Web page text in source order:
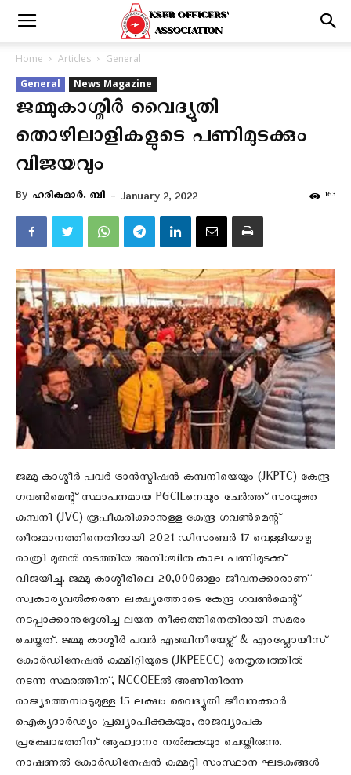
Home Articles
General
General
News Magazine
ജമ്മുകാശ്മീർ വൈദ്യുതി
തൊഴിലാളികളുടെ പണിമുടക്കും
വിജയവും
By ഹരികുമാർ. ബി - January 2, 2022 163
ജമ്മു കാശ്മീർ പവർ ട്രാൻസ്മിഷൻ കമ്പനിയെയും (JKPTC) കേന്ദ്ര
ഗവൺമെന്റ് സ്ഥാപനമായ PGCILനെയും ചേർത്ത് സംയുക്ത
കമ്പനി (JVC) രൂപീകരിക്കാനുളള കേന്ദ്ര ഗവൺമെന്റ്
തീരുമാനത്തിനെതിരായി 2021 ഡിസംബര്‍ 17 വെള്ളിയാഴ്ച
രാത്രി മുതല്‍ നടത്തിയ അനിശ്ചിത കാല പണിമുടക്ക്
വിജയിച്ചു. ജമ്മു കാശ്മീരിലെ 20,000ഓളം ജീവനക്കാരാണ്
സ്വകാര്യവൽക്കരണ ലക്ഷ്യത്തോടെ കേന്ദ്ര ഗവൺമെന്റ്
നടപ്പാക്കാനുദ്ദേശിച്ച ലയന നീക്കത്തിനെതിരായി സമരം
ചെയ്തത്. ജമ്മു കാശ്മീർ പവർ എഞ്ചിനീയേഴ്സ് & എംപ്ലോയീസ്
കോർഡിനേഷൻ കമ്മിറ്റിയുടെ (JKPEECC) നേതൃത്വത്തില്‍
നടന്ന സമരത്തിന്, NCCOEEല്‍ അണിനിരന്ന
രാജ്യത്തെമ്പാടുമുള്ള 15 ലക്ഷം വൈദ്യുതി ജീവനക്കാർ
ഐക്യദാർഢ്യം പ്രഖ്യാപിക്കുകയും, രാജവ്യാപക
പ്രക്ഷോഭത്തിന് ആഹ്വാനം നല്‍കുകയും ചെയ്തിരുന്നു.
നാഷണല്‍ കോര്‍ഡിനേഷന്‍ കമ്മറ്റി സംസ്ഥാന ഘടകങ്ങള്‍